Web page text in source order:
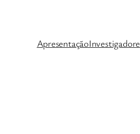
Apresentação